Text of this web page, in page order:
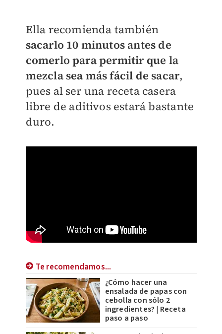
Ella recomienda también
sacarlo 10 minutos antes de
comerlo para permitir que la
mezcla sea más fácil de sacar,
pues al ser una receta casera
libre de aditivos estará bastante
duro.
Te recomendamos...
¿Cómo hacer una
ensalada de papas con
cebolla con sólo 2
ingredientes? | Receta
paso a paso